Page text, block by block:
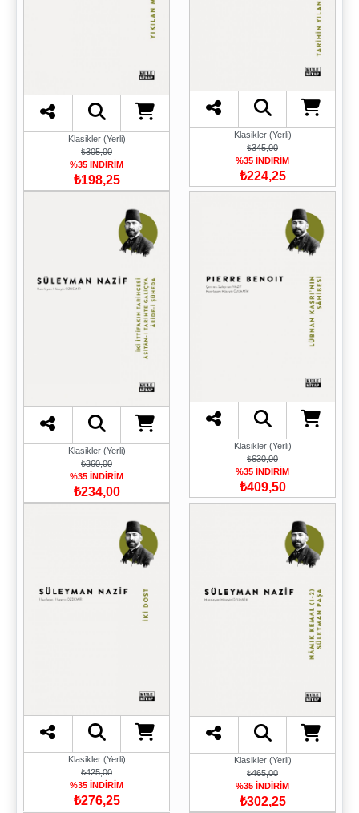
Klasikler (Yerli)
₺305,00
%35 İNDİRİM
₺198,25
Klasikler (Yerli)
₺345,00
%35 İNDİRİM
₺224,25
Klasikler (Yerli)
₺360,00
%35 İNDİRİM
₺234,00
Klasikler (Yerli)
₺630,00
%35 İNDİRİM
₺409,50
Klasikler (Yerli)
₺425,00
%35 İNDİRİM
₺276,25
Klasikler (Yerli)
₺465,00
%35 İNDİRİM
₺302,25